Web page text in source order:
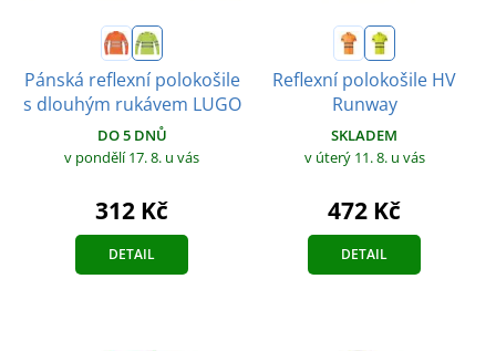
Pánská reflexní polokošile
s dlouhým rukávem LUGO
DO 5 DNŮ
v pondělí 17. 8. u vás
312 Kč
DETAIL
Reflexní polokošile HV
Runway
SKLADEM
v úterý 11. 8. u vás
472 Kč
DETAIL